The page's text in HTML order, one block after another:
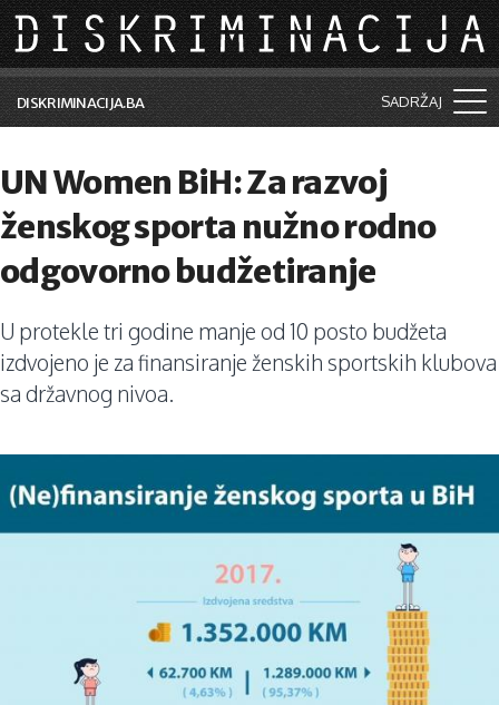
Skip to main content
DISKRIMINACIJA.BA SADRŽAJ
Vijesti i događaji
Aktuelne teme
Kolumne
Lične priče
Saradnja sa medijima
UN Women BiH: Za razvoj
ženskog sporta nužno rodno
odgovorno budžetiranje
U protekle tri godine manje od 10 posto budžeta
izdvojeno je za finansiranje ženskih sportskih klubova
sa državnog nivoa.